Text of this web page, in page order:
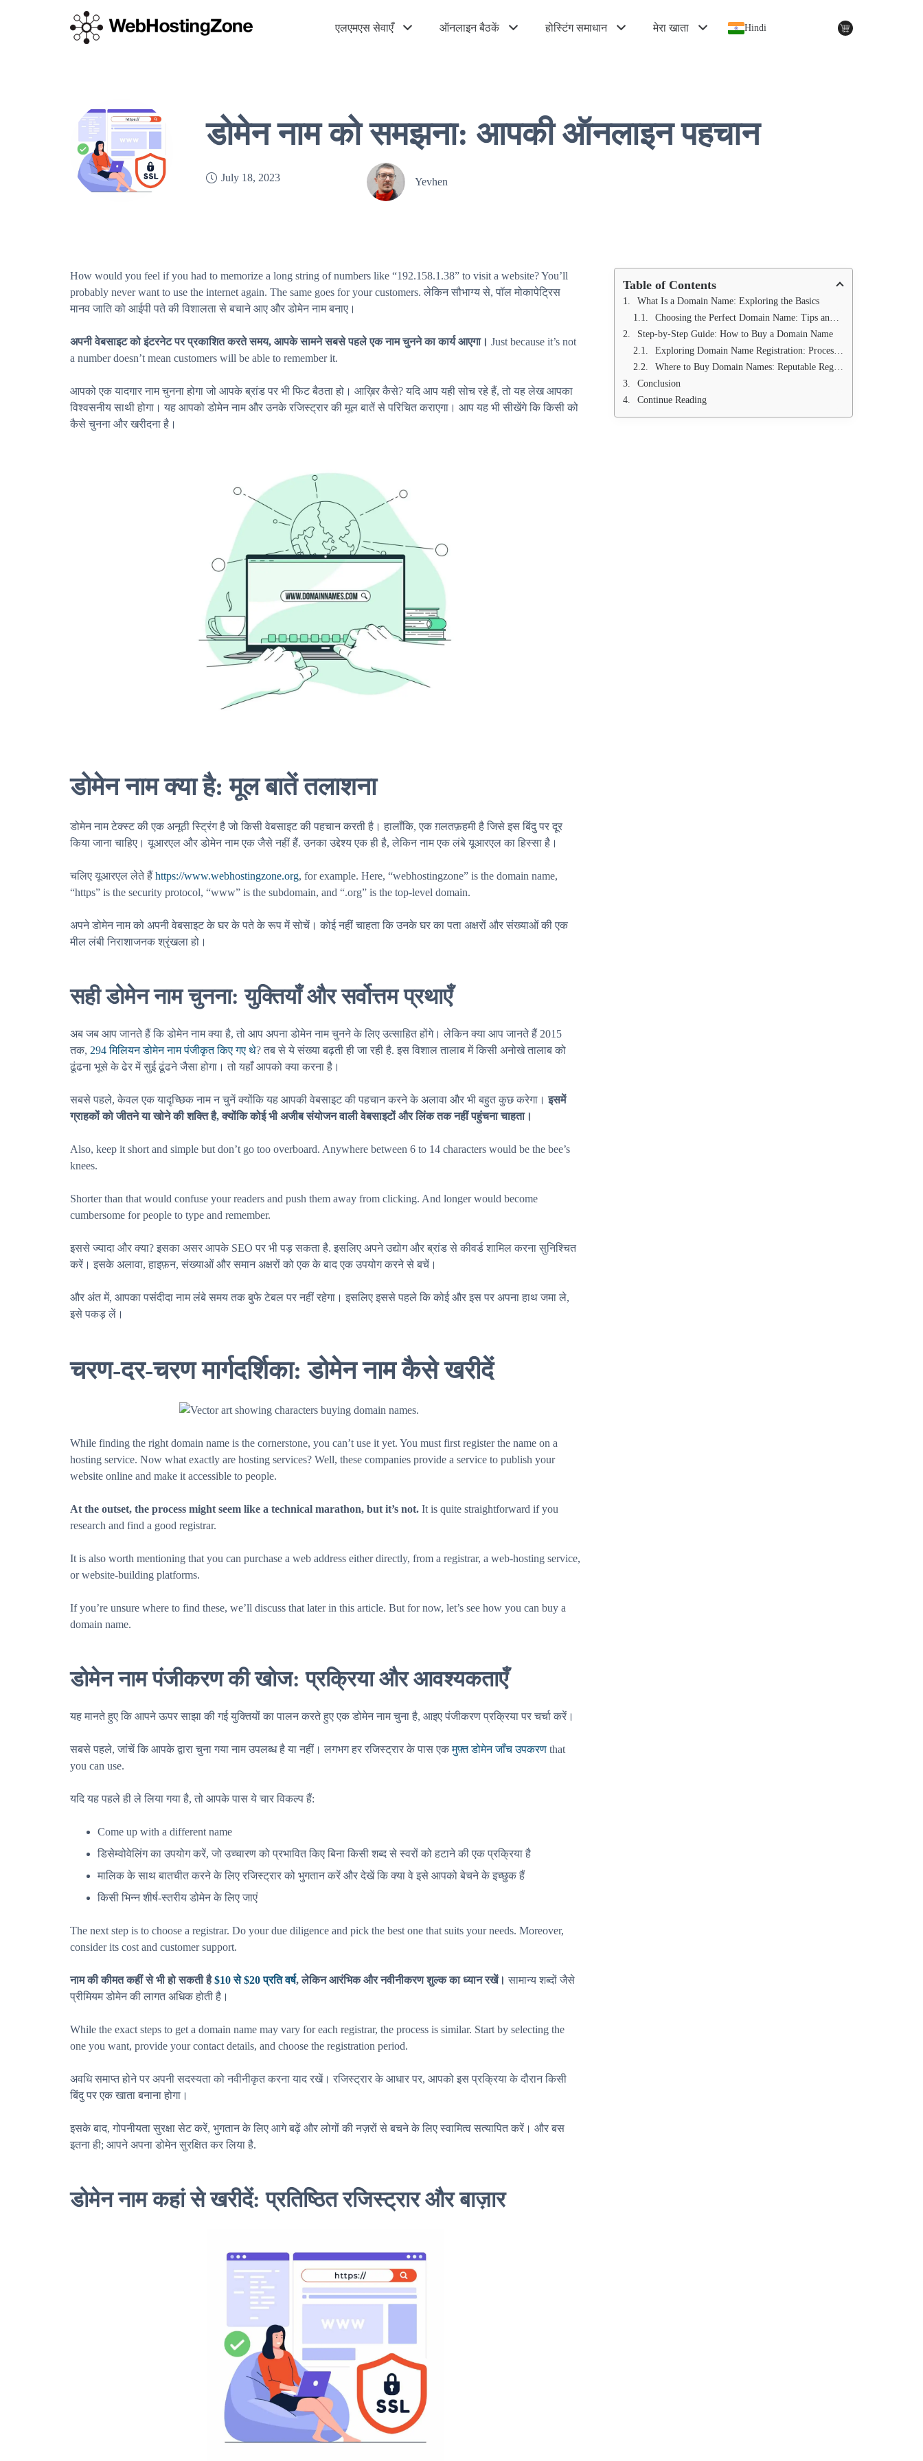
एलएमएस सेवाएँ ऑनलाइन बैठकें होस्टिंग समाधान मेरा खाता Hindi
डोमेन नाम को समझना: आपकी ऑनलाइन पहचान
July 18, 2023 Yevhen
How would you feel if you had to memorize a long string of numbers like “192.158.1.38” to visit a website? You’ll
probably never want to use the internet again. The same goes for your customers. लेकिन सौभाग्य से, पॉल मोकापेट्रिस
मानव जाति को आईपी पते की विशालता से बचाने आए और डोमेन नाम बनाए।
अपनी वेबसाइट को इंटरनेट पर प्रकाशित करते समय, आपके सामने सबसे पहले एक नाम चुनने का कार्य आएगा। Just because it’s not
a number doesn’t mean customers will be able to remember it.
आपको एक यादगार नाम चुनना होगा जो आपके ब्रांड पर भी फिट बैठता हो। आख़िर कैसे? यदि आप यही सोच रहे हैं, तो यह लेख आपका
विश्वसनीय साथी होगा। यह आपको डोमेन नाम और उनके रजिस्ट्रार की मूल बातें से परिचित कराएगा। आप यह भी सीखेंगे कि किसी को
कैसे चुनना और खरीदना है।
डोमेन नाम क्या है: मूल बातें तलाशना
डोमेन नाम टेक्स्ट की एक अनूठी स्ट्रिंग है जो किसी वेबसाइट की पहचान करती है। हालाँकि, एक ग़लतफ़हमी है जिसे इस बिंदु पर दूर
किया जाना चाहिए। यूआरएल और डोमेन नाम एक जैसे नहीं हैं. उनका उद्देश्य एक ही है, लेकिन नाम एक लंबे यूआरएल का हिस्सा है।
चलिए यूआरएल लेते हैं https://www.webhostingzone.org, for example. Here, “webhostingzone” is the domain name,
“https” is the security protocol, “www” is the subdomain, and “.org” is the top-level domain.
अपने डोमेन नाम को अपनी वेबसाइट के घर के पते के रूप में सोचें। कोई नहीं चाहता कि उनके घर का पता अक्षरों और संख्याओं की एक
मील लंबी निराशाजनक श्रृंखला हो।
सही डोमेन नाम चुनना: युक्तियाँ और सर्वोत्तम प्रथाएँ
अब जब आप जानते हैं कि डोमेन नाम क्या है, तो आप अपना डोमेन नाम चुनने के लिए उत्साहित होंगे। लेकिन क्या आप जानते हैं 2015
तक, 294 मिलियन डोमेन नाम पंजीकृत किए गए थे? तब से ये संख्या बढ़ती ही जा रही है. इस विशाल तालाब में किसी अनोखे तालाब को
ढूंढना भूसे के ढेर में सुई ढूंढने जैसा होगा। तो यहाँ आपको क्या करना है।
सबसे पहले, केवल एक यादृच्छिक नाम न चुनें क्योंकि यह आपकी वेबसाइट की पहचान करने के अलावा और भी बहुत कुछ करेगा। इसमें
ग्राहकों को जीतने या खोने की शक्ति है, क्योंकि कोई भी अजीब संयोजन वाली वेबसाइटों और लिंक तक नहीं पहुंचना चाहता।
Also, keep it short and simple but don’t go too overboard. Anywhere between 6 to 14 characters would be the bee’s
knees.
Shorter than that would confuse your readers and push them away from clicking. And longer would become
cumbersome for people to type and remember.
इससे ज्यादा और क्या? इसका असर आपके SEO पर भी पड़ सकता है. इसलिए अपने उद्योग और ब्रांड से कीवर्ड शामिल करना सुनिश्चित
करें। इसके अलावा, हाइफ़न, संख्याओं और समान अक्षरों को एक के बाद एक उपयोग करने से बचें।
और अंत में, आपका पसंदीदा नाम लंबे समय तक बुफे टेबल पर नहीं रहेगा। इसलिए इससे पहले कि कोई और इस पर अपना हाथ जमा ले,
इसे पकड़ लें।
चरण-दर-चरण मार्गदर्शिका: डोमेन नाम कैसे खरीदें
While finding the right domain name is the cornerstone, you can’t use it yet. You must first register the name on a
hosting service. Now what exactly are hosting services? Well, these companies provide a service to publish your
website online and make it accessible to people.
At the outset, the process might seem like a technical marathon, but it’s not. It is quite straightforward if you
research and find a good registrar.
It is also worth mentioning that you can purchase a web address either directly, from a registrar, a web-hosting service,
or website-building platforms.
If you’re unsure where to find these, we’ll discuss that later in this article. But for now, let’s see how you can buy a
domain name.
डोमेन नाम पंजीकरण की खोज: प्रक्रिया और आवश्यकताएँ
यह मानते हुए कि आपने ऊपर साझा की गई युक्तियों का पालन करते हुए एक डोमेन नाम चुना है, आइए पंजीकरण प्रक्रिया पर चर्चा करें।
सबसे पहले, जांचें कि आपके द्वारा चुना गया नाम उपलब्ध है या नहीं। लगभग हर रजिस्ट्रार के पास एकमुफ़्त डोमेन जाँच उपकरण that
you can use.
यदि यह पहले ही ले लिया गया है, तो आपके पास ये चार विकल्प हैं:
Come up with a different name
डिसेम्वोवेलिंग का उपयोग करें, जो उच्चारण को प्रभावित किए बिना किसी शब्द से स्वरों को हटाने की एक प्रक्रिया है
मालिक के साथ बातचीत करने के लिए रजिस्ट्रार को भुगतान करें और देखें कि क्या वे इसे आपको बेचने के इच्छुक हैं
किसी भिन्न शीर्ष-स्तरीय डोमेन के लिए जाएं
The next step is to choose a registrar. Do your due diligence and pick the best one that suits your needs. Moreover,
consider its cost and customer support.
नाम की कीमत कहीं से भी हो सकती है$10 से $20 प्रति वर्ष, लेकिन आरंभिक और नवीनीकरण शुल्क का ध्यान रखें। सामान्य शब्दों जैसे
प्रीमियम डोमेन की लागत अधिक होती है।
While the exact steps to get a domain name may vary for each registrar, the process is similar. Start by selecting the
one you want, provide your contact details, and choose the registration period.
अवधि समाप्त होने पर अपनी सदस्यता को नवीनीकृत करना याद रखें। रजिस्ट्रार के आधार पर, आपको इस प्रक्रिया के दौरान किसी
बिंदु पर एक खाता बनाना होगा।
इसके बाद, गोपनीयता सुरक्षा सेट करें, भुगतान के लिए आगे बढ़ें और लोगों की नज़रों से बचने के लिए स्वामित्व सत्यापित करें। और बस
इतना ही; आपने अपना डोमेन सुरक्षित कर लिया है.
डोमेन नाम कहां से खरीदें: प्रतिष्ठित रजिस्ट्रार और बाज़ार
Table of Contents
What Is a Domain Name: Exploring the Basics
Choosing the Perfect Domain Name: Tips and Best Practices
Step-by-Step Guide: How to Buy a Domain Name
Exploring Domain Name Registration: Process and Requirements
Where to Buy Domain Names: Reputable Registrars and Marketplaces
Conclusion
Continue Reading